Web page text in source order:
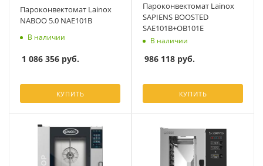
Пароконвектомат Lainox
NABOO 5.0 NAE101B
В наличии
1 086 356 руб.
КУПИТЬ
Пароконвектомат Lainox
SAPIENS BOOSTED
SAE101B+OB101E
В наличии
986 118 руб.
КУПИТЬ